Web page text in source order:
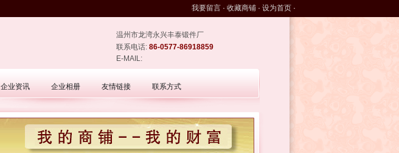
我要留言 · 收藏商铺 · 设为首页 ·
温州市龙湾永兴丰泰锻件厂
联系电话: 86-0577-86918859
E-MAIL:
企业资讯 企业相册 友情链接 联系方式